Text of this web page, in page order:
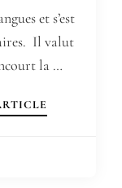
et s’est
Il valut
la …